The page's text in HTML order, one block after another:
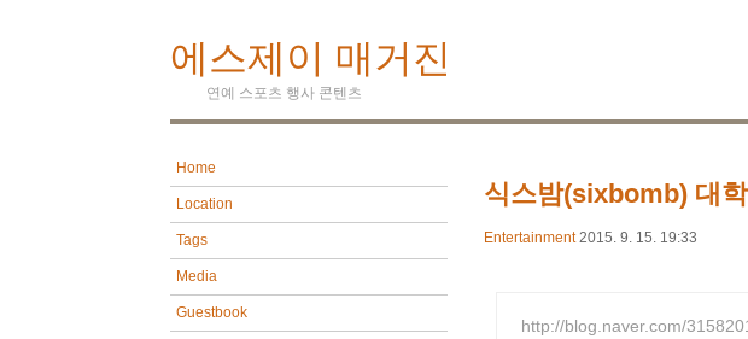
에스제이 매거진
연예 스포츠 행사 콘텐츠
Home
Location
Tags
Media
Guestbook
식스밤(sixbomb) 대
Entertainment 2015. 9. 15. 19:33
http://blog.naver.com/